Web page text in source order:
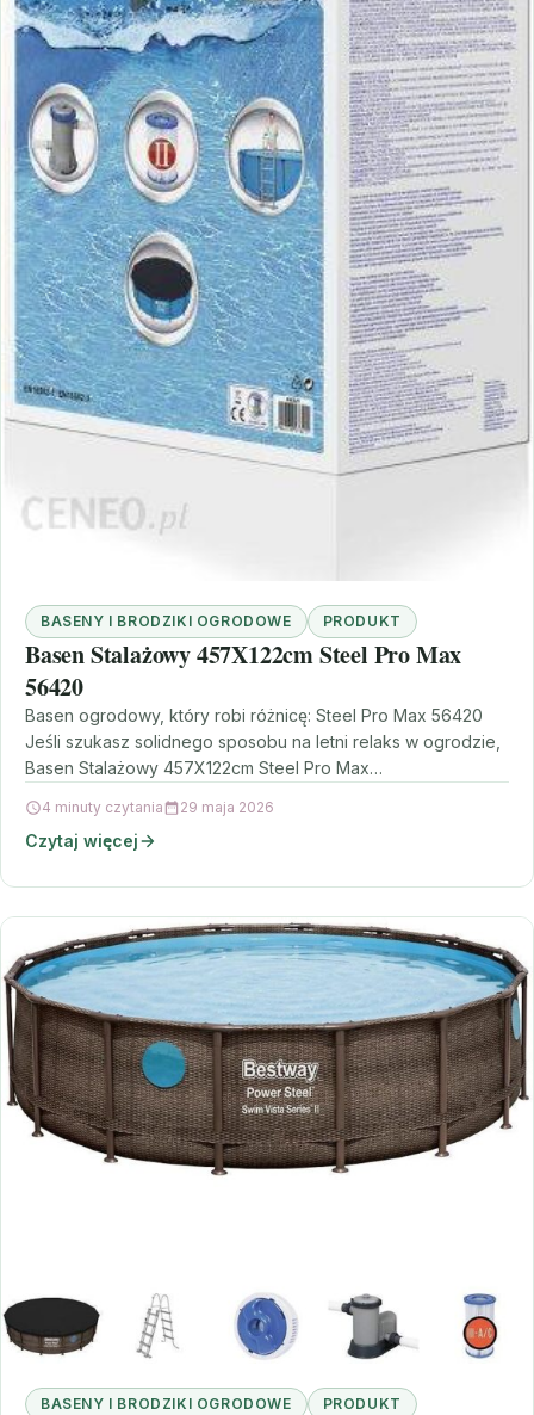
BASENY I BRODZIKI OGRODOWE PRODUKT
Basen Stalażowy 457X122cm Steel Pro Max
56420
Basen ogrodowy, który robi różnicę: Steel Pro Max 56420
Jeśli szukasz solidnego sposobu na letni relaks w ogrodzie,
Basen Stalażowy 457X122cm Steel Pro Max…
4 minuty czytania 29 maja 2026
Czytaj więcej
BASENY I BRODZIKI OGRODOWE PRODUKT